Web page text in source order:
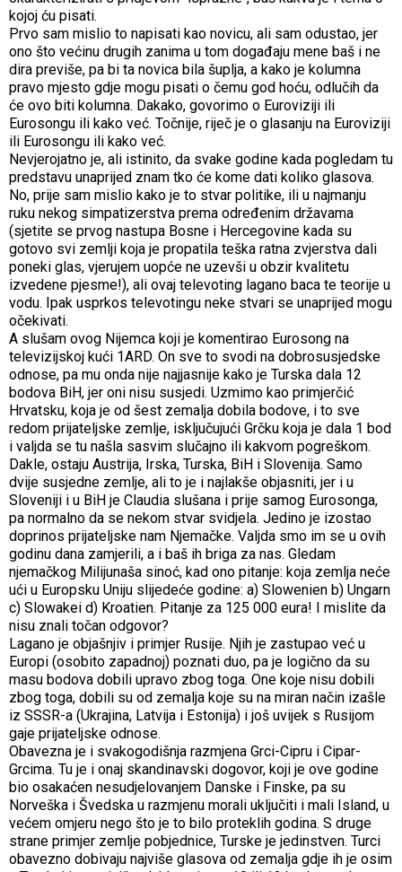
kojoj ću pisati.
Prvo sam mislio to napisati kao novicu, ali sam odustao, jer
ono što većinu drugih zanima u tom događaju mene baš i ne
dira previše, pa bi ta novica bila šuplja, a kako je kolumna
pravo mjesto gdje mogu pisati o čemu god hoću, odlučih da
će ovo biti kolumna. Dakako, govorimo o Euroviziji ili
Eurosongu ili kako već. Točnije, riječ je o glasanju na Euroviziji
ili Eurosongu ili kako već.
Nevjerojatno je, ali istinito, da svake godine kada pogledam tu
predstavu unaprijed znam tko će kome dati koliko glasova.
No, prije sam mislio kako je to stvar politike, ili u najmanju
ruku nekog simpatizerstva prema određenim državama
(sjetite se prvog nastupa Bosne i Hercegovine kada su
gotovo svi zemlji koja je propatila teška ratna zvjerstva dali
poneki glas, vjerujem uopće ne uzevši u obzir kvalitetu
izvedene pjesme!), ali ovaj televoting lagano baca te teorije u
vodu. Ipak usprkos televotingu neke stvari se unaprijed mogu
očekivati.
A slušam ovog Nijemca koji je komentirao Eurosong na
televizijskoj kući 1ARD. On sve to svodi na dobrosusjedske
odnose, pa mu onda nije najjasnije kako je Turska dala 12
bodova BiH, jer oni nisu susjedi. Uzmimo kao primjerčić
Hrvatsku, koja je od šest zemalja dobila bodove, i to sve
redom prijateljske zemlje, isključujući Grčku koja je dala 1 bod
i valjda se tu našla sasvim slučajno ili kakvom pogreškom.
Dakle, ostaju Austrija, Irska, Turska, BiH i Slovenija. Samo
dvije susjedne zemlje, ali to je i najlakše objasniti, jer i u
Sloveniji i u BiH je Claudia slušana i prije samog Eurosonga,
pa normalno da se nekom stvar svidjela. Jedino je izostao
doprinos prijateljske nam Njemačke. Valjda smo im se u ovih
godinu dana zamjerili, a i baš ih briga za nas. Gledam
njemačkog Milijunaša sinoć, kad ono pitanje: koja zemlja neće
ući u Europsku Uniju slijedeće godine: a) Slowenien b) Ungarn
c) Slowakei d) Kroatien. Pitanje za 125 000 eura! I mislite da
nisu znali točan odgovor?
Lagano je objašnjiv i primjer Rusije. Njih je zastupao već u
Europi (osobito zapadnoj) poznati duo, pa je logično da su
masu bodova dobili upravo zbog toga. One koje nisu dobili
zbog toga, dobili su od zemalja koje su na miran način izašle
iz SSSR-a (Ukrajina, Latvija i Estonija) i još uvijek s Rusijom
gaje prijateljske odnose.
Obavezna je i svakogodišnja razmjena Grci-Cipru i Cipar-
Grcima. Tu je i onaj skandinavski dogovor, koji je ove godine
bio osakaćen nesudjelovanjem Danske i Finske, pa su
Norveška i Švedska u razmjenu morali uključiti i mali Island, u
većem omjeru nego što je to bilo proteklih godina. S druge
strane primjer zemlje pobjednice, Turske je jedinstven. Turci
obavezno dobivaju najviše glasova od zemalja gdje ih je osim